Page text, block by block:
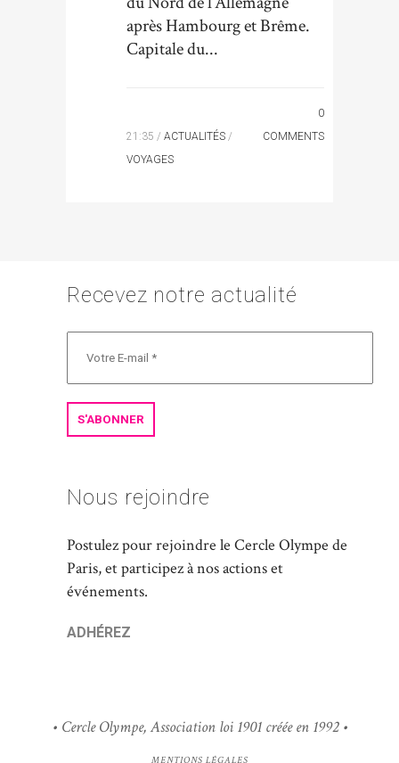
après Hambourg et Brême.
Capitale du...
21:35 / ACTUALITÉS /
VOYAGES
0
COMMENTS
Recevez notre actualité
Nous rejoindre
Postulez pour rejoindre le Cercle Olympe de
Paris, et participez à nos actions et
événements.
ADHÉREZ
• Cercle Olympe, Association loi 1901 créée en 1992 •
MENTIONS LÉGALES